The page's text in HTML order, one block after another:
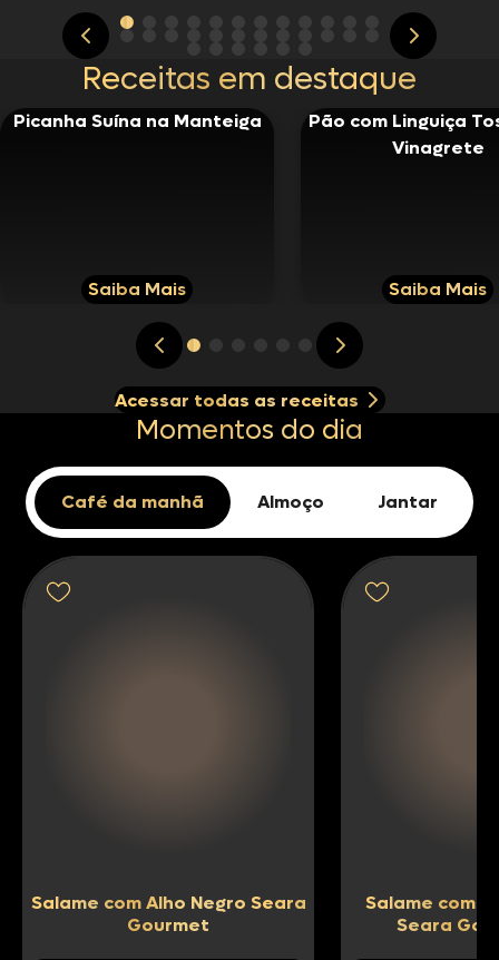
Receitas em destaque
Picanha Suína na Manteiga
Saiba Mais
Pão com Linguiça
Vinagrete
Saiba Mais
Acessar todas as receitas
Momentos do dia
Café da manhã Almoço Jantar
Salame com Alho Negro Seara
Gourmet
Salame com
Seara